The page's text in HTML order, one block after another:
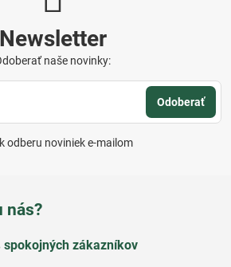
Newsletter
naše novinky:
Odoberať
odberu noviniek e-mailom
nás?
spokojných zákazníkov